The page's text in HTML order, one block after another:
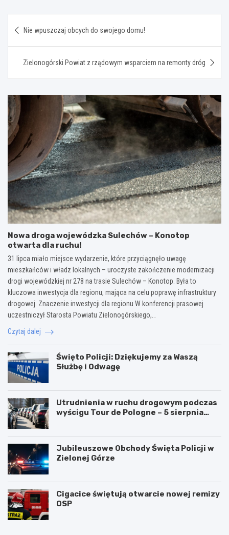
wpisu
Nie wpuszczaj obcych do swojego domu!
Zielonogórski Powiat z rządowym wsparciem na remonty dróg
Nowa droga wojewódzka Sulechów – Konotop
otwarta dla ruchu!
31 lipca miało miejsce wydarzenie, które przyciągnęło uwagę
mieszkańców i władz lokalnych – uroczyste zakończenie modernizacji
drogi wojewódzkiej nr 278 na trasie Sulechów – Konotop. Była to
kluczowa inwestycja dla regionu, mająca na celu poprawę infrastruktury
drogowej. Znaczenie inwestycji dla regionu W konferencji prasowej
uczestniczył Starosta Powiatu Zielonogórskiego,…
Czytaj dalej
Święto Policji: Dziękujemy za Waszą
Służbę i Odwagę
Utrudnienia w ruchu drogowym podczas
wyścigu Tour de Pologne – 5 sierpnia
Jubileuszowe Obchody Święta Policji w
Zielonej Górze
Cigacice świętują otwarcie nowej remizy
OSP